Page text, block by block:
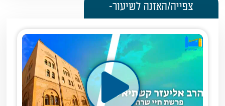
צפייה/האזנה לשיעור-